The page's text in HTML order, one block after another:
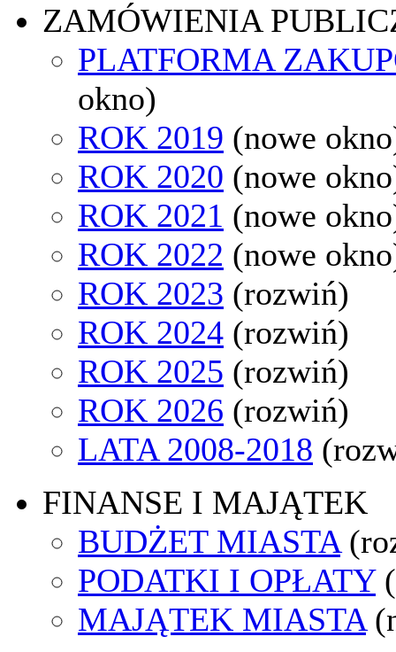
ZAMÓWIENIA
PLATFORMA
okno)
ROK 2019 (nowe
ROK 2020 (nowe
ROK 2021 (nowe
ROK 2022 (nowe
ROK 2023 (rozwiń)
ROK 2024 (rozwiń)
ROK 2025 (rozwiń)
ROK 2026 (rozwiń)
LATA 2008-2018
FINANSE I MAJĄTEK
BUDŻET MIASTA
PODATKI I OPŁATY
MAJĄTEK MIASTA